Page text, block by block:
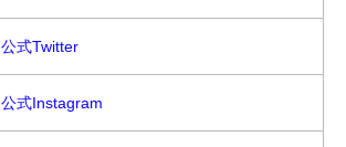
公式Twitter
公式Instagram